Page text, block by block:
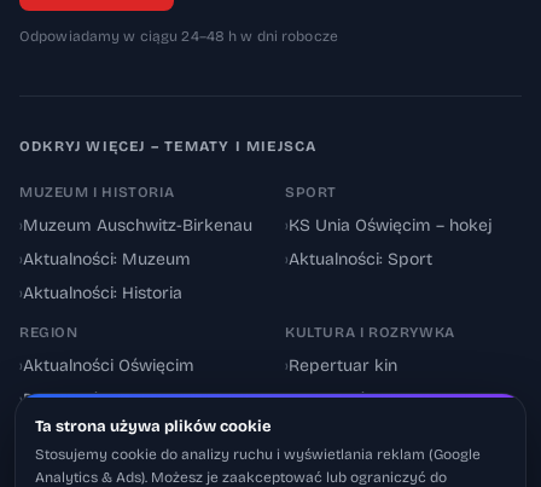
Odpowiadamy w ciągu 24–48 h w dni robocze
ODKRYJ WIĘCEJ – TEMATY I MIEJSCA
MUZEUM I HISTORIA
›Muzeum Auschwitz-Birkenau
›Aktualności: Muzeum
›Aktualności: Historia
SPORT
›KS Unia Oświęcim – hokej
›Aktualności: Sport
REGION
›Aktualności Oświęcim
›Powiat oświęcimski
Utrudnienia drogowe
KULTURA I ROZRYWKA
›Repertuar kin
›Aktualności: Kultura
Ta strona używa plików cookie
Stosujemy cookie do analizy ruchu i wyświetlania reklam (Google
Analytics & Ads). Możesz je zaakceptować lub ograniczyć do